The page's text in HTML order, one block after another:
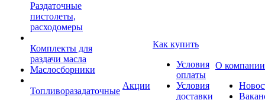
Раздаточные
пистолеты,
расходомеры
Комплекты для
раздачи масла
Маслосборники
Топливоразадаточные
Акции
Как купить
Условия
оплаты
Условия
доставки
О компании